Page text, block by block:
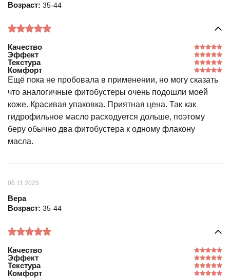
Возраст: 35-44
Качество
Эффект
Текстура
Комфорт
Ещё пока не пробовала в применении, но могу сказать
что аналогичные фитобустеры очень подошли моей
коже. Красивая упаковка. Приятная цена. Так как
гидрофильное масло расходуется дольше, поэтому
беру обычно два фитобустера к одному флакону
масла.
06.11.2025
Вера
Возраст: 35-44
Качество
Эффект
Текстура
Комфорт